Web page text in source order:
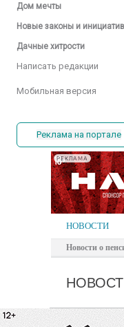
Дом мечты
Новые законы и
Дачные хитрости
Написать редакции
Мобильная версия
Реклама на портале
РЕКЛАМА
НОВОСТИ
Новости о